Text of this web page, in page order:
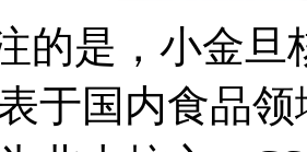
的是，小金旦
于国内食品